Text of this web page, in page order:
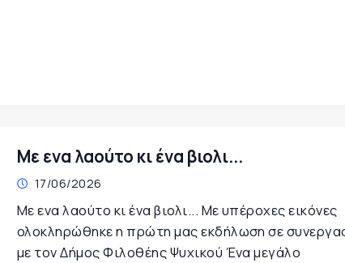
Με ενα λαούτο κι ένα βιολι...
17/06/2026
Με ενα λαούτο κι ένα βιολι... Με υπέροχες εικόνες
ολοκληρώθηκε η πρώτη μας εκδήλωση σε
με τον Δήμος Φιλοθέης Ψυχικού Ένα μεγάλο